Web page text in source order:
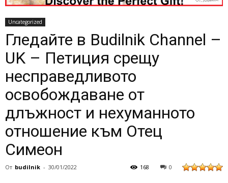
Uncategorized
Гледайте в Budilnik Channel –
UK – Петиция срещу
несправедливото
освобождаване от
длъжност и нехуманното
отношение към Отец
Симеон
От budilnik - 30/01/2022 0
168